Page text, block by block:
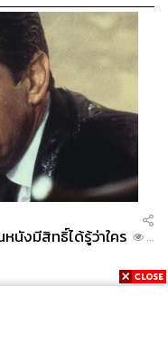
นังมีสิทธิ์ได้รู้ว่าใคร
...